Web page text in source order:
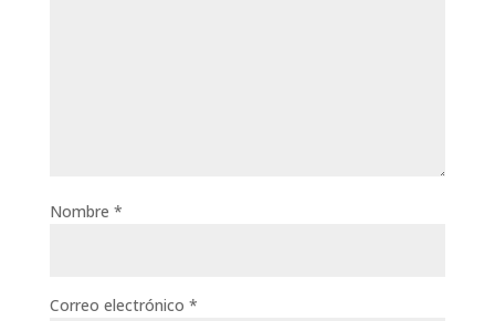
Nombre *
Correo electrónico *